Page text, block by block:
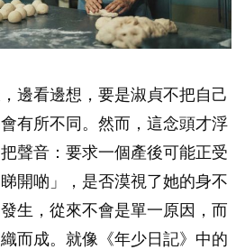
邊看邊想，要是淑貞不把自己
有所不同。然而，這念頭才浮
聲音：要求一個產後可能正受
開啲」，是否漠視了她的身不
生，從來不會是單一原因，而
而成。就像《年少日記》中的